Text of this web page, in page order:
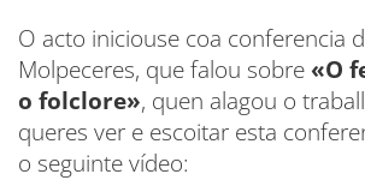
O acto iniciouse coa conferencia
Molpeceres, que falou sobre«O
o folclore», quen alagou o
queres ver e escoitar esta
o seguinte vídeo: